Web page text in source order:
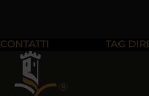
CONTATTI TAG